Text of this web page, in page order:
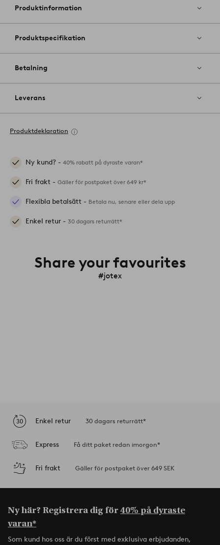
favoriter
Produktinformation
Produktspecifikation
Betalning
Leverans
Produktdeklaration
Ny kund? - 40% rabatt på dyraste varan*
Fri frakt - Gäller för postpaket över 649 kr*
Flexibla betalsätt - Betala nu, senare eller dela upp
Enkel retur - 30 dagars returrätt*
Share your favourites
#jotex
Enkel retur 30 dagars returrätt*
Express Få ditt paket redan imorgon*
Fri frakt Gäller för postpaket över 649 SEK
Ny här? Registrera dig för40% på dyraste
varan*
Som kund hos oss är du först med exklusiva erbjudanden,